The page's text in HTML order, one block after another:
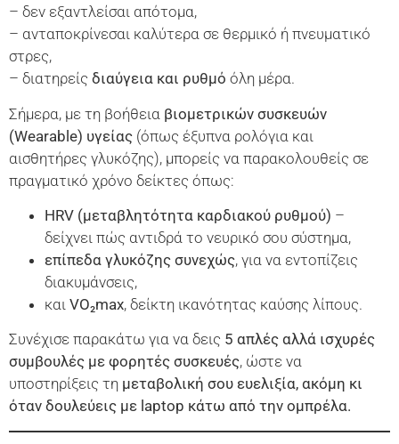
– δεν εξαντλείσαι απότομα,
– ανταποκρίνεσαι καλύτερα σε θερμικό ή πνευματικό
στρες,
– διατηρείς διαύγεια και ρυθμό όλη μέρα.
Σήμερα, με τη βοήθεια βιομετρικών συσκευών
(Wearable) υγείας (όπως έξυπνα ρολόγια και
αισθητήρες γλυκόζης), μπορείς να παρακολουθείς σε
πραγματικό χρόνο δείκτες όπως:
HRV (μεταβλητότητα καρδιακού ρυθμού) –
δείχνει πώς αντιδρά το νευρικό σου σύστημα,
επίπεδα γλυκόζης συνεχώς, για να εντοπίζεις
διακυμάνσεις,
και VO₂max, δείκτη ικανότητας καύσης λίπους.
Συνέχισε παρακάτω για να δεις 5 απλές αλλά ισχυρές
συμβουλές με φορητές συσκευές, ώστε να
υποστηρίξεις τη μεταβολική σου ευελιξία, ακόμη κι
όταν δουλεύεις με laptop κάτω από την ομπρέλα.